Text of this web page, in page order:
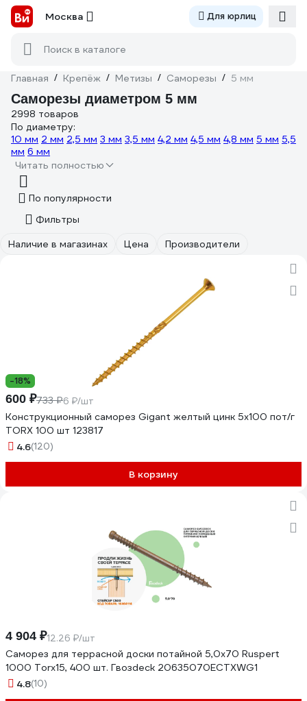
Москва Для юрлиц
Поиск в каталоге
Главная / Крепёж / Метизы / Саморезы / 5 мм
Саморезы диаметром 5 мм
2998 товаров
По диаметру:
10 мм 2 мм 2,5 мм 3 мм 3,5 мм 4,2 мм 4,5 мм 4,8 мм 5 мм 5,5
мм 6 мм
Читать полностью
По популярности
Фильтры
Наличие в магазинах
Цена Производители
-18%
600 ₽733 ₽6 ₽/шт
Конструкционный саморез Gigant желтый цинк 5x100 пот/г
TORX 100 шт 123817
4.6(120)
В корзину
4 904 ₽12.26 ₽/шт
Саморез для террасной доски потайной 5,0х70 Ruspert
1000 Torx15, 400 шт. Гвозdeck 20635070ECTXWG1
4.8(10)